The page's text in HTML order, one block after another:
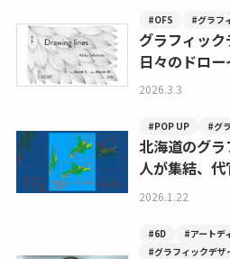
#OFS #グラフ
グラフィッ
日々のドロ
2026.3.3
#POP UP #グ
北海道のグ
人が集結、
2026.1.22
#6D
#アートデ
#グラフィックデザ